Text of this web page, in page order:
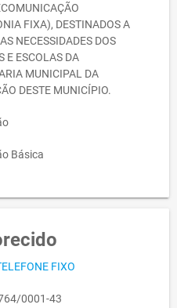
FIXA), DESTINADOS A
NECESSIDADES DOS
E ESCOLAS DA
MUNICIPAL DA
DESTE MUNICÍPIO.
Básica
FIXO
0001-43